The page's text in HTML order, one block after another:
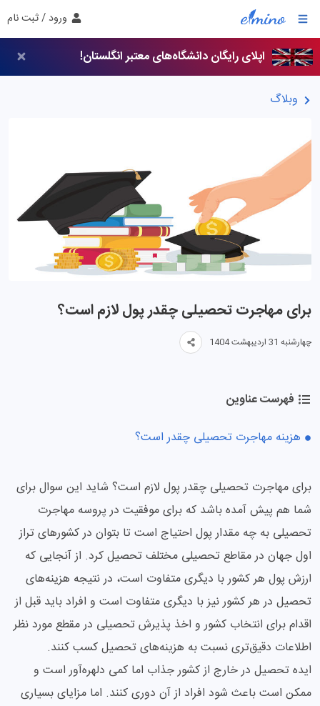
ورود / ثبت نام
اپلای رایگان دانشگاه‌های معتبر انگلستان!
وبلاگ
برای مهاجرت تحصیلی چقدر پول لازم است؟
چهارشنبه 31 اردیبهشت 1404
فهرست عناوین
هزینه مهاجرت تحصیلی چقدر است؟
برای مهاجرت تحصیلی چقدر پول لازم است؟ شاید این سوال برای
شما هم پیش آمده باشد که برای موفقیت در پروسه مهاجرت
تحصیلی به چه مقدار پول احتیاج است تا بتوان در کشورهای تراز
اول جهان در مقاطع تحصیلی مختلف تحصیل کرد. از آنجایی که
ارزش پول هر کشور با دیگری متفاوت است، در نتیجه هزینه‌های
تحصیل در هر کشور نیز با دیگری متفاوت است و افراد باید قبل از
اقدام برای انتخاب کشور و اخذ پذیرش تحصیلی در مقطع مورد نظر
اطلاعات دقیق‌تری نسبت به هزینه‌های تحصیل کسب کنند.
ایده تحصیل در خارج از کشور جذاب اما کمی دلهره‌آور است و
ممکن است باعث شود افراد از آن دوری کنند. اما مزایای بسیاری